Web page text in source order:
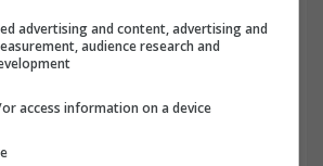
e al Regime 104 se c’è,
è automatico. Ancora c’è
a teanche per il
di ISEE a 15 mila euro, ma
advertising and content, advertising and
audience research and
access information on a device